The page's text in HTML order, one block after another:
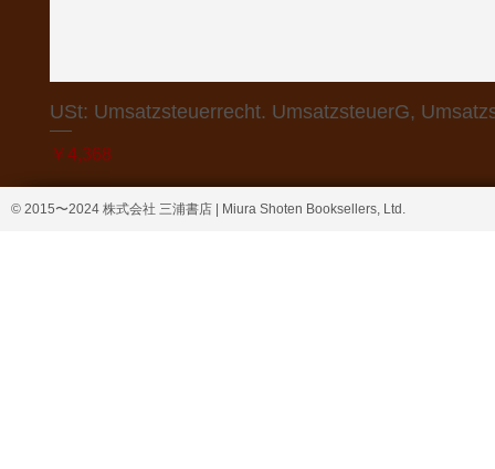
USt: Umsatzsteuerrecht. UmsatzsteuerG,
価格
￥4,368
© 2015〜2024 株式会社 三浦書店 | Miura Shoten Booksellers, Ltd.